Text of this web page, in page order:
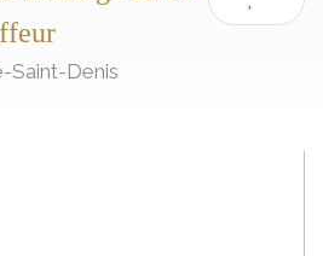
Saint-Denis